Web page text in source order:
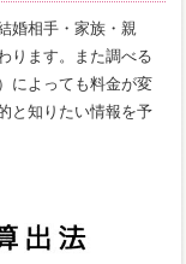
婚相手・家族・親
ります。また調べる
によっても料金が変
と知りたい情報を予